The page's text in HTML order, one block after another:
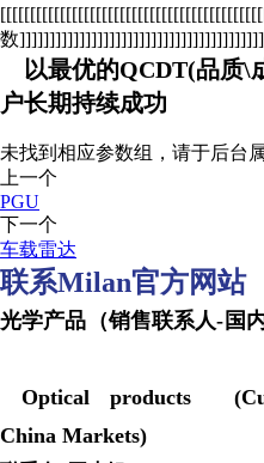
数
以最优的QCDT(品质\
户长期持续成功
未找到相应参数组，请于后台
上一个
PGU
下一个
车载雷达
联系Milan官方网站
光学产品（销售
Optical products
China Markets)